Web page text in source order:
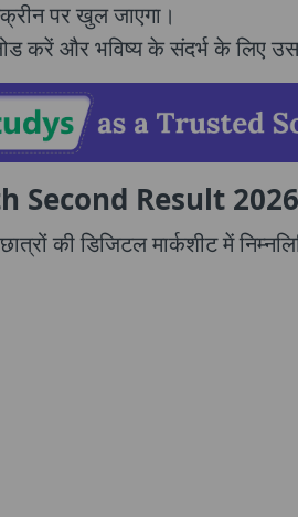
पर खुल जाएगा।
करें और भविष्य के संदर्भ के लिए
Result 2026:
की डिजिटल मार्कशीट में